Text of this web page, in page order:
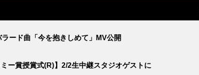
ード曲「今を抱きしめて」MV公開
ー賞授賞式(R)】2/2生中継スタジオゲストに